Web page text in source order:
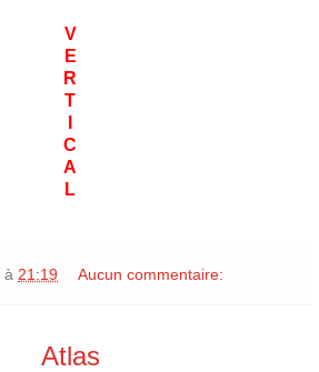
V
E
R
T
C
A
L
à 21:19 Aucun commentaire:
Atlas